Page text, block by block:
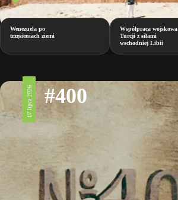
Wenezuela po
trzęsieniach ziemi
Współpraca wojskowa
Turcji z siłami
wschodniej Libii
17 lipca 2026 #400